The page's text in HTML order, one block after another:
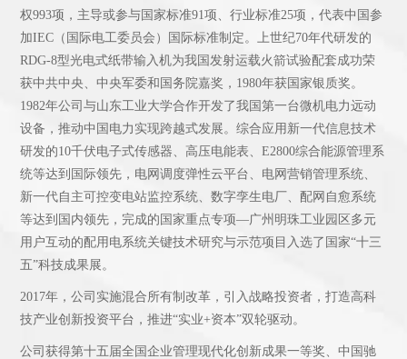
权993项，主导或参与国家标准91项、行业标准25项，代表中国参
加IEC（国际电工委员会）国际标准制定。上世纪70年代研发的
RDG-8型光电式纸带输入机为我国发射运载火箭试验配套成功荣
获中共中央、中央军委和国务院嘉奖，1980年获国家银质奖。
1982年公司与山东工业大学合作开发了我国第一台微机电力远动
设备，推动中国电力实现跨越式发展。综合应用新一代信息技术
研发的10千伏电子式传感器、高压电能表、E2800综合能源管理系
统等达到国际领先，电网调度弹性云平台、电网营销管理系统、
新一代自主可控变电站监控系统、数字孪生电厂、配网自愈系统
等达到国内领先，完成的国家重点专项—广州明珠工业园区多元
用户互动的配用电系统关键技术研究与示范项目入选了国家“十三
五”科技成果展。
2017年，公司实施混合所有制改革，引入战略投资者，打造高科
技产业创新投资平台，推进“实业+资本”双轮驱动。
公司获得第十五届全国企业管理现代化创新成果一等奖、中国驰